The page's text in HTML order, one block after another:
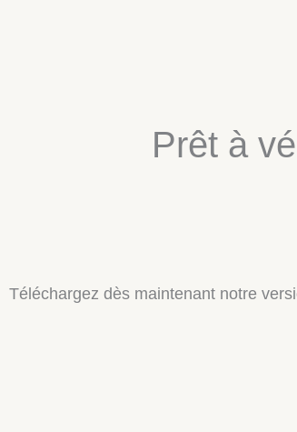
Prêt à
Téléchargez dès maintenant notre